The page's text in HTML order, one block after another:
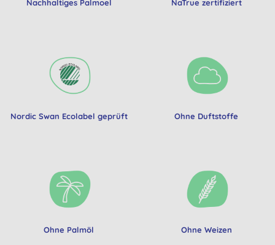
Nachhaltiges Palmoel NaTrue zertifiziert
Nordic Swan Ecolabel geprüft Ohne Duftstoffe
Ohne Palmöl Ohne Weizen